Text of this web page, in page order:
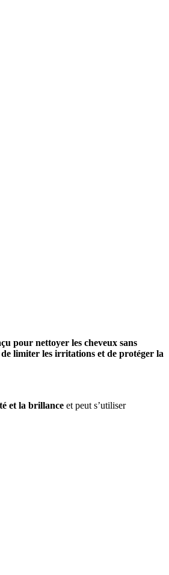
pour nettoyer les cheveux sans
limiter les irritations et de protéger la
et la brillance et peut s’utiliser